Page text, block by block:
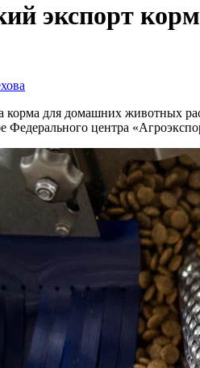
экспорт
для домашних животных
Федерального центра